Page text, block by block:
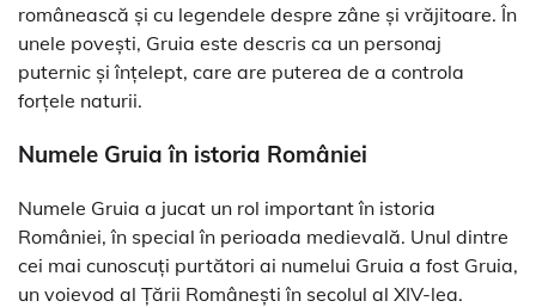
românească și cu legendele despre zâne și vrăjitoare. În
unele povești, Gruia este descris ca un personaj
puternic și înțelept, care are puterea de a controla
forțele naturii.
Numele Gruia în istoria României
Numele Gruia a jucat un rol important în istoria
României, în special în perioada medievală. Unul dintre
cei mai cunoscuți purtători ai numelui Gruia a fost Gruia,
un voievod al Țării Românești în secolul al XIV-lea.